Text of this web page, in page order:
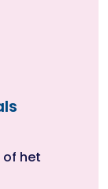
of het